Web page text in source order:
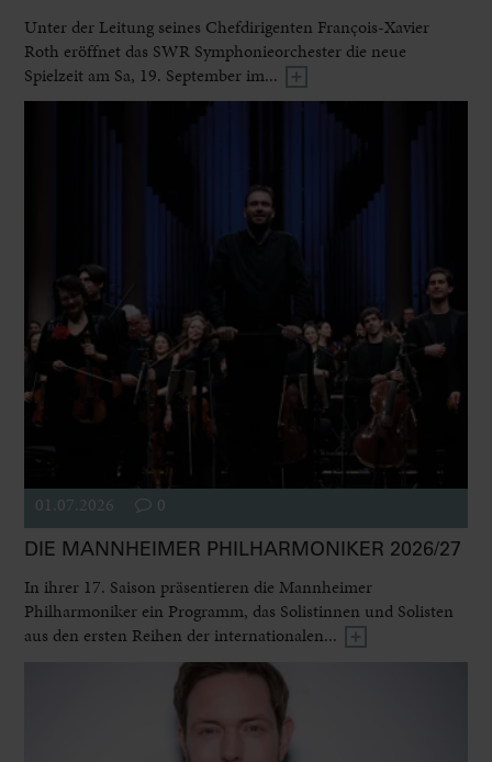
Unter der Leitung seines Chefdirigenten François-Xavier
Roth eröffnet das SWR Symphonieorchester die neue
Spielzeit am Sa, 19. September im...
01.07.2026 0
DIE MANNHEIMER PHILHARMONIKER 2026/27
In ihrer 17. Saison präsentieren die Mannheimer
Philharmoniker ein Programm, das Solistinnen und Solisten
aus den ersten Reihen der internationalen...